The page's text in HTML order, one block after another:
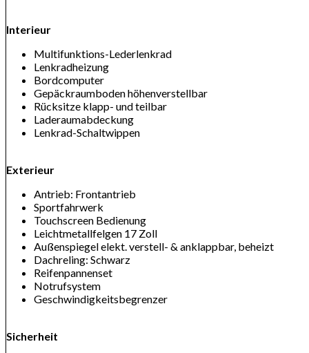
Interieur
Multifunktions-Lederlenkrad
Lenkradheizung
Bordcomputer
Gepäckraumboden höhenverstellbar
Rücksitze klapp- und teilbar
Laderaumabdeckung
Lenkrad-Schaltwippen
Exterieur
Antrieb: Frontantrieb
Sportfahrwerk
Touchscreen Bedienung
Leichtmetallfelgen 17 Zoll
Außenspiegel elekt. verstell- & anklappbar, beheizt
Dachreling: Schwarz
Reifenpannenset
Notrufsystem
Geschwindigkeitsbegrenzer
Sicherheit